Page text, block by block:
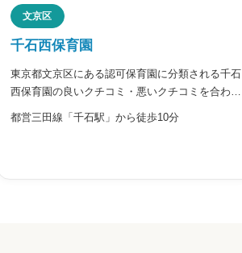

文京区
千石西保育園
東京都文京区にある認可保育園に分類される千石
西保育園の良いクチコミ・悪いクチコミを合わせ
都営三田線「千石駅」から徒歩10分